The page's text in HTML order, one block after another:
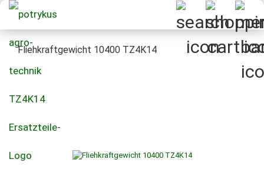
Fliehkraftgewicht 10400 TZ4K14